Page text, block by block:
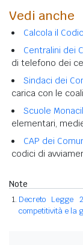
Vedi anche
Calcola il
Centralini dei
di telefono dei
Sindaci dei
carica con le
Scuole
elementari,
CAP dei
codici di
Note
Decreto
competitività e la